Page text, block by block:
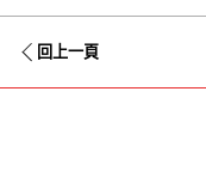
回上一頁